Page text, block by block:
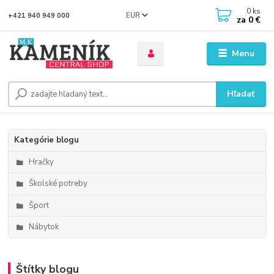
Menu
EUR
Hľadať
+421 940 949 000 0 ks
za 0 €
Kategórie blogu
Hračky
Školské potreby
Šport
Nábytok
Štítky blogu